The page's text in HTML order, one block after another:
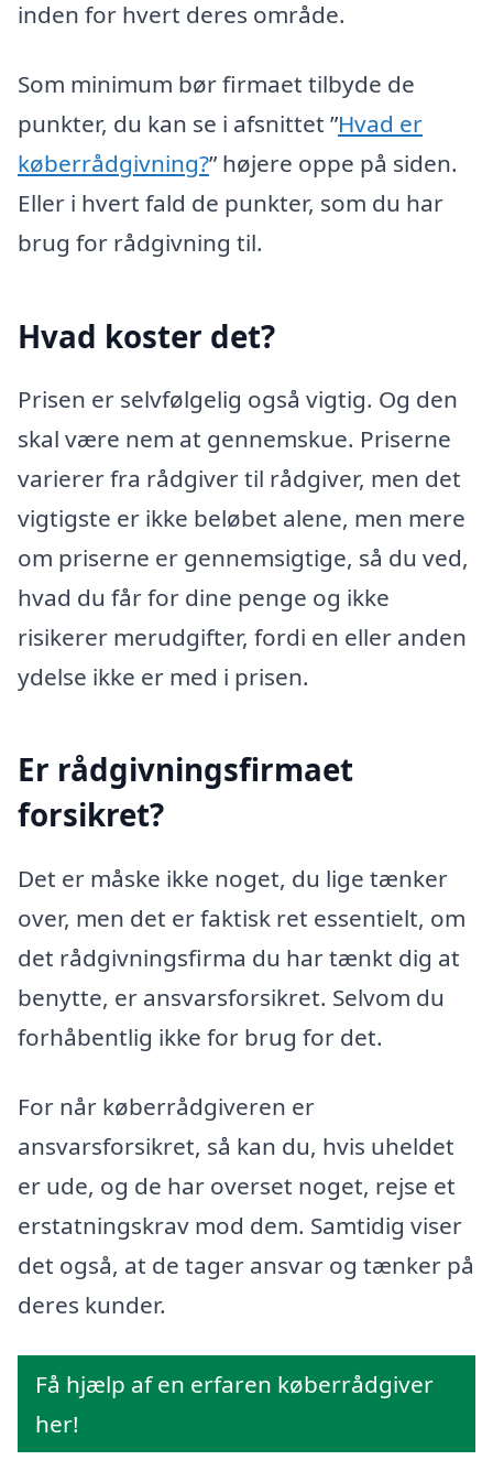
inden for hvert deres område.
Som minimum bør firmaet tilbyde de
punkter, du kan se i afsnittet ”Hvad er
køberrådgivning?” højere oppe på siden.
Eller i hvert fald de punkter, som du har
brug for rådgivning til.
Hvad koster det?
Prisen er selvfølgelig også vigtig. Og den
skal være nem at gennemskue. Priserne
varierer fra rådgiver til rådgiver, men det
vigtigste er ikke beløbet alene, men mere
om priserne er gennemsigtige, så du ved,
hvad du får for dine penge og ikke
risikerer merudgifter, fordi en eller anden
ydelse ikke er med i prisen.
Er rådgivningsfirmaet
forsikret?
Det er måske ikke noget, du lige tænker
over, men det er faktisk ret essentielt, om
det rådgivningsfirma du har tænkt dig at
benytte, er ansvarsforsikret. Selvom du
forhåbentlig ikke for brug for det.
For når køberrådgiveren er
ansvarsforsikret, så kan du, hvis uheldet
er ude, og de har overset noget, rejse et
erstatningskrav mod dem. Samtidig viser
det også, at de tager ansvar og tænker på
deres kunder.
Få hjælp af en erfaren køberrådgiver
her!